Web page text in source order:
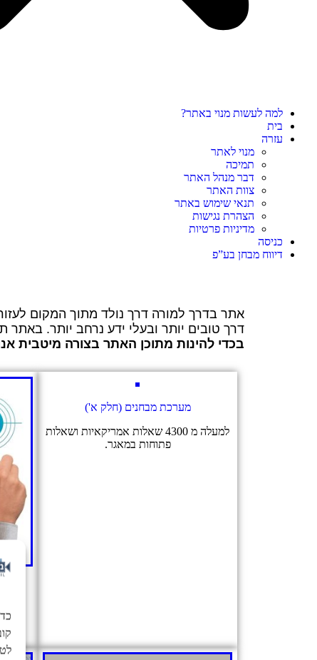
למה לעשות מנוי באתר?
בית
עזרה
מנוי לאתר
תמיכה
דבר מנהל האתר
צוות האתר
תנאי שימוש באתר
הצהרת נגישות
מדיניות פרטיות
כניסה
דיווח מבחן בע”פ
אתר בדרך למורה דרך נולד מתוך המקום
דרך טובים יותר ובעלי ידע נרחב יותר. באתר
בכדי להינות מתוכן האתר בצורה מיטבית
מערכת מבחנים (חלק א')
למעלה מ 4300 שאלות אמריקאיות ושאלות
פתוחות במאגר.